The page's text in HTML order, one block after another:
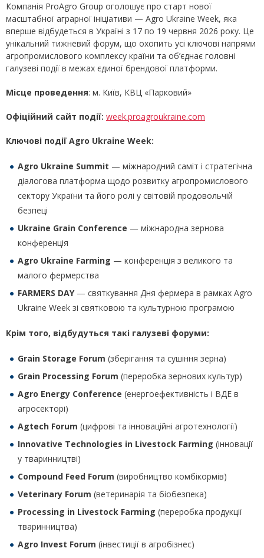
Компанія ProAgro Group оголошує про старт нової
масштабної аграрної ініціативи — Agro Ukraine Week, яка
вперше відбудеться в Україні з 17 по 19 червня 2026 року. Це
унікальний тижневий форум, що охопить усі ключові напрями
агропромислового комплексу країни та об’єднає головні
галузеві події в межах єдиної брендової платформи.
Місце проведення: м. Київ, КВЦ «Парковий»
Офіційний сайт події: week.proagroukraine.com
Ключові події Agro Ukraine Week:
Agro Ukraine Summit — міжнародний саміт і стратегічна
діалогова платформа щодо розвитку агропромислового
сектору України та його ролі у світовій продовольчій
безпеці
Ukraine Grain Conference — міжнародна зернова
конференція
Agro Ukraine Farming — конференція з великого та
малого фермерства
FARMERS DAY— святкування Дня фермера в рамках Agro
Ukraine Week зі святковою та культурною програмою
Крім того, відбудуться такі галузеві форуми:
Grain Storage Forum (зберігання та сушіння зерна)
Grain Processing Forum (переробка зернових культур)
Agro Energy Conference (енергоефективність і ВДЕ в
агросекторі)
Agtech Forum (цифрові та інноваційні агротехнології)
Innovative Technologies in Livestock Farming (інновації
у тваринництві)
Compound Feed Forum (виробництво комбікормів)
Veterinary Forum (ветеринарія та біобезпека)
Processing in Livestock Farming (переробка продукції
тваринництва)
Agro Invest Forum (інвестиції в агробізнес)